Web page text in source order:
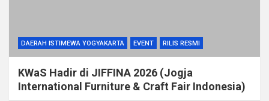
DAERAH ISTIMEWA YOGYAKARTA EVENT RILIS RESMI
KWaS Hadir di JIFFINA 2026 (Jogja
International Furniture & Craft Fair Indonesia)